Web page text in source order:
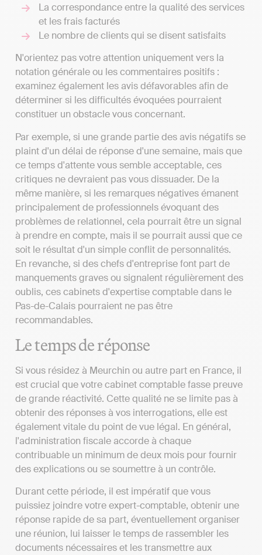
La correspondance entre la qualité des services
et les frais facturés
Le nombre de clients qui se disent satisfaits
N'orientez pas votre attention uniquement vers la
notation générale ou les commentaires positifs :
examinez également les avis défavorables afin de
déterminer si les difficultés évoquées pourraient
constituer un obstacle vous concernant.
Par exemple, si une grande partie des avis négatifs se
plaint d'un délai de réponse d'une semaine, mais que
ce temps d'attente vous semble acceptable, ces
critiques ne devraient pas vous dissuader. De la
même manière, si les remarques négatives émanent
principalement de professionnels évoquant des
problèmes de relationnel, cela pourrait être un signal
à prendre en compte, mais il se pourrait aussi que ce
soit le résultat d'un simple conflit de personnalités.
En revanche, si des chefs d'entreprise font part de
manquements graves ou signalent régulièrement des
oublis, ces cabinets d'expertise comptable dans le
Pas-de-Calais pourraient ne pas être
recommandables.
Le temps de réponse
Si vous résidez à Meurchin ou autre part en France, il
est crucial que votre cabinet comptable fasse preuve
de grande réactivité. Cette qualité ne se limite pas à
obtenir des réponses à vos interrogations, elle est
également vitale du point de vue légal. En général,
l'administration fiscale accorde à chaque
contribuable un minimum de deux mois pour fournir
des explications ou se soumettre à un contrôle.
Durant cette période, il est impératif que vous
puissiez joindre votre expert-comptable, obtenir une
réponse rapide de sa part, éventuellement organiser
une réunion, lui laisser le temps de rassembler les
documents nécessaires et les transmettre aux